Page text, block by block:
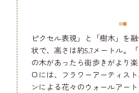
ピクセル表現」と「樹木」を
状で、高さは約5.7メートル。
の木があったら街歩きがより
口には、フラワーアーティス
ンによる花々のウォールアー